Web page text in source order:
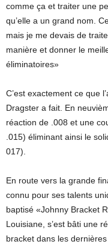
comme ça et traiter une
qu’elle a un grand nom.
mais je me devais de
manière et donner le
éliminatoires»
C’est exactement ce que
Dragster a fait. En
réaction de .008 et une
.015) éliminant ainsi le
017).
En route vers la grande
connu pour ses talents
baptisé «Johnny Bracket
Louisiane, s’est bâti une
bracket dans les